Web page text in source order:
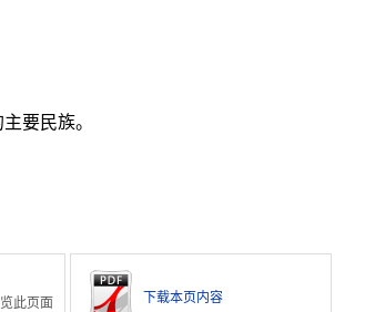
要民族。
此页面
下载本页内容